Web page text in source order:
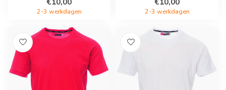
2-3 werkdagen 2-3 werkdagen